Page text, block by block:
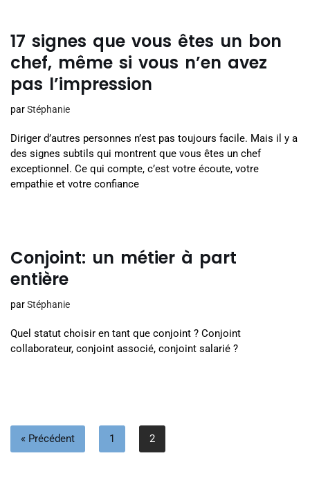
17 signes que vous êtes un bon
chef, même si vous n’en avez
pas l’impression
parStéphanie
Diriger d’autres personnes n’est pas toujours facile. Mais il y a
des signes subtils qui montrent que vous êtes un chef
exceptionnel. Ce qui compte, c’est votre écoute, votre
empathie et votre confiance
Conjoint: un métier à part
entière
parStéphanie
Quel statut choisir en tant que conjoint ? Conjoint
collaborateur, conjoint associé, conjoint salarié ?
« Précédent 1 2